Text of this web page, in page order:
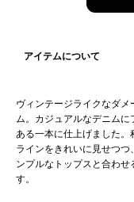
アイテムについて
ヴィンテージライクなダ
ム。カジュアルなデニム
ある一本に仕上げました
ラインをきれいに見せつ
ンプルなトップスと合わ
す。